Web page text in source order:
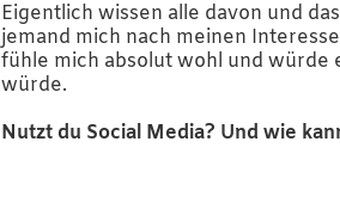
Eigentlich wissen alle davon und
jemand mich nach meinen
fühle mich absolut wohl und würde
würde.
Nutzt du Social Media? Und wie